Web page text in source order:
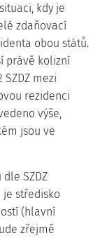
kdy je
zdaňovací
obou států.
právě kolizní
mezi
rezidenci
výše,
jsou ve
SZDZ
středisko
(hlavní
zřejmě